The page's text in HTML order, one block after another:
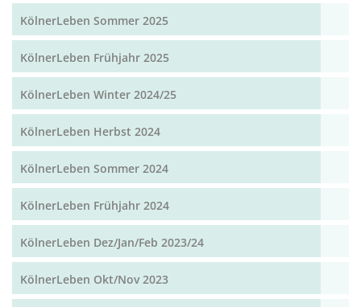
KölnerLeben Sommer 2025
KölnerLeben Frühjahr 2025
KölnerLeben Winter 2024/25
KölnerLeben Herbst 2024
KölnerLeben Sommer 2024
KölnerLeben Frühjahr 2024
KölnerLeben Dez/Jan/Feb 2023/24
KölnerLeben Okt/Nov 2023